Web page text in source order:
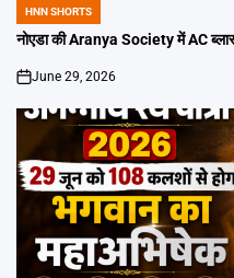
POSTED
IN
HNN SHORTS
नोएडा की Aranya Society में AC
on
June 29, 2026